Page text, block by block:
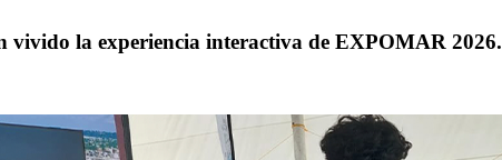
vivido la experiencia interactiva de EXPOMAR 2026.